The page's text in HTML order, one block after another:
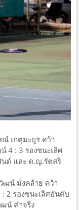
เกตุมะยูร คว้า
: 3 รองชนะเลิศ
ต์ และ ด.ญ.รัตสริ
ฒน์ มั่งคล้าย คว้า
2 รองชนะเลิศอันดับ
น์ คำจริง